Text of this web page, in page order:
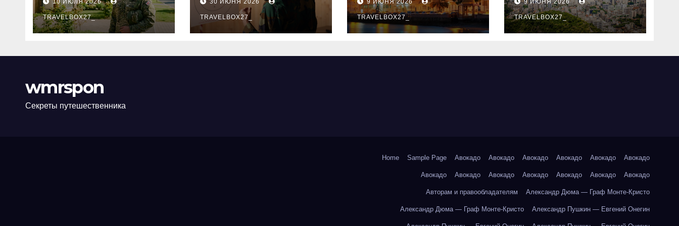
программе НИС и
перечень
аккредитованных
10 ИЮЛЯ 2026
TRAVELBOX27_
новый уровень
праздника и
командного духа
30 ИЮНЯ 2026
TRAVELBOX27_
9 ИЮНЯ 2026
TRAVELBOX27_
знали
9 ИЮНЯ 2026
TRAVELBOX27_
wmrspon
Секреты путешественника
Home Sample Page Авокадо Авокадо Авокадо Авокадо Авокадо Авокадо
Авокадо Авокадо Авокадо Авокадо Авокадо Авокадо Авокадо
Авторам и правообладателям Александр Дюма — Граф Монте-Кристо
Александр Дюма — Граф Монте-Кристо Александр Пушкин — Евгений Онегин